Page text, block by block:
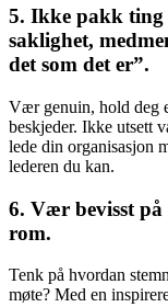
5. Ikke pakk ting
saklighet,
det som det er”.
Vær genuin, hold deg
beskjeder. Ikke utsett
lede din organisasjon
lederen du kan.
6. Vær bevisst
rom.
Tenk på hvordan
møte? Med en